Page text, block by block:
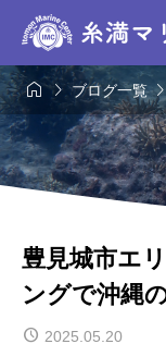
ブログ一覧
豊見城市エ
ングで沖縄
2025.05.20